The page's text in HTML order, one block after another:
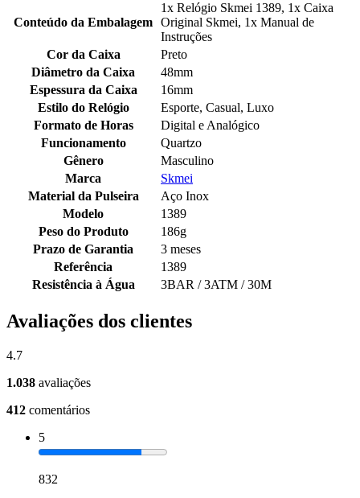
Conteúdo da Embalagem
1x Relógio Skmei 1389, 1x Caixa
Original Skmei, 1x Manual de
Instruções
Cor da Caixa
Preto
Diâmetro da Caixa
48mm
Espessura da Caixa
16mm
Estilo do Relógio
Esporte, Casual, Luxo
Formato de Horas
Digital e Analógico
Funcionamento
Quartzo
Gênero
Masculino
Marca
Skmei
Material da Pulseira
Aço Inox
Modelo
1389
Peso do Produto
186g
Prazo de Garantia
3 meses
Referência
1389
Resistência à Água
3BAR / 3ATM / 30M
Avaliações dos clientes
4.7
1.038 avaliações
412 comentários
5
832